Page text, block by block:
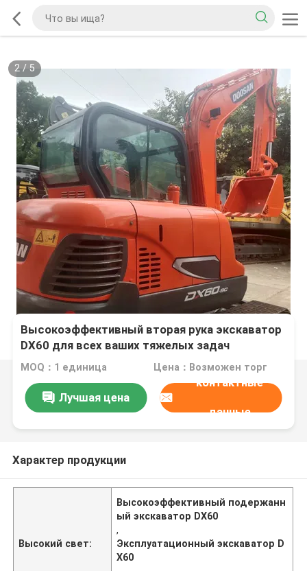
2/ 5
Высокоэффективный вторая рука экскаватор
DX60 для всех ваших тяжелых задач
MOQ：1 единица Цена：Возможен торг
Лучшая цена
контактные
данные
Характер продукции
Высокий свет:
Высокоэффективный подержанн
ый экскаватор DX60
,
Эксплуатационный экскаватор D
X60